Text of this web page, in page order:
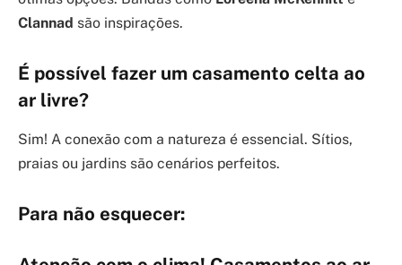
Clannad são inspirações.
É possível fazer um casamento celta ao
ar livre?
Sim! A conexão com a natureza é essencial. Sítios,
praias ou jardins são cenários perfeitos.
Para não esquecer: